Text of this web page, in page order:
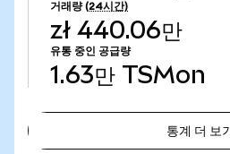
거래량 (24시간)
zł 440.06만
유통 중인 공급량
1.63만 TSMon
통계 더 보기